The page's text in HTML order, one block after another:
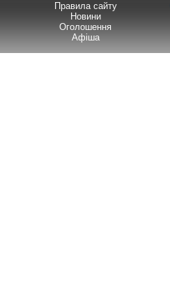
Правила сайту
Новини
Оголошення
Афіша